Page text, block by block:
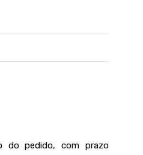
do pedido, com prazo